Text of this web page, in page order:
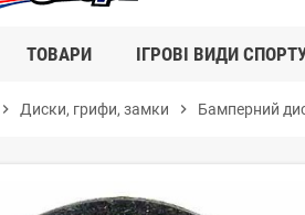
ТОВАРИ ІГРОВІ ВИДИ
chevron_right Диски, грифи, замки chevron_right Бамперний